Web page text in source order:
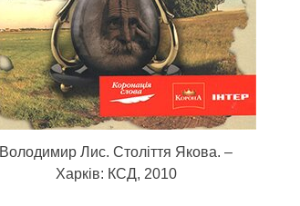
Володимир Лис. Століття Якова. –
Харків: КСД, 2010